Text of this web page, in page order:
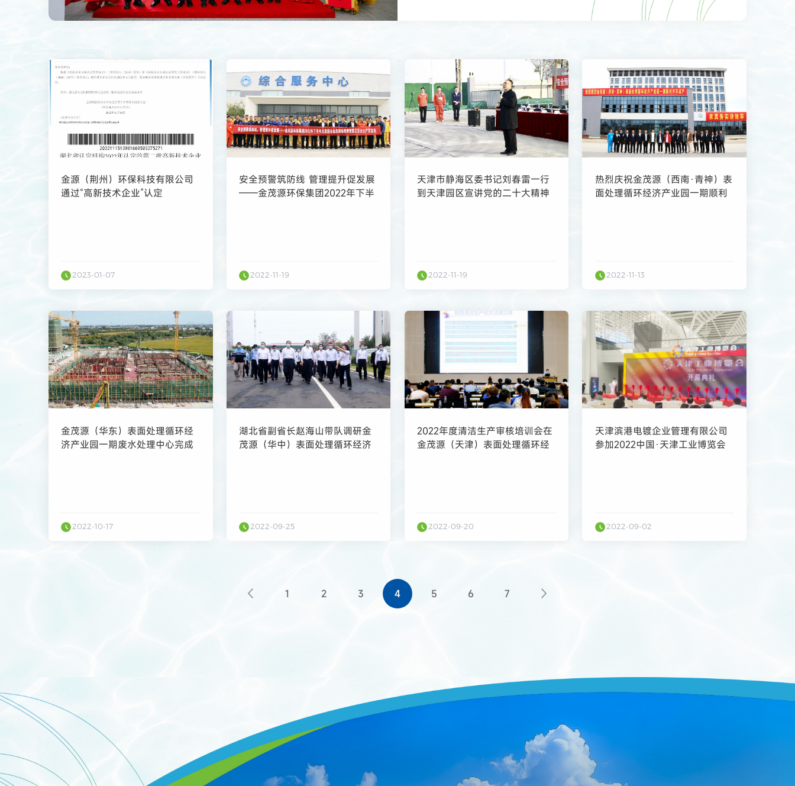
金源（荆州）环保科技有限公司
通过“高新技术企业”认定
2023-01-07
安全预警筑防线 管理提升促发展
——金茂源环保集团2022年下半
2022-11-19
天津市静海区委书记刘春雷一行
到天津园区宣讲党的二十大精神
2022-11-19
热烈庆祝金茂源（西南·青神）表
面处理循环经济产业园一期顺利
2022-11-13
金茂源（华东）表面处理循环经
济产业园一期废水处理中心完成
2022-10-17
湖北省副省长赵海山带队调研金
茂源（华中）表面处理循环经济
2022-09-25
2022年度清洁生产审核培训会在
金茂源（天津）表面处理循环经
2022-09-20
天津滨港电镀企业管理有限公司
参加2022中国·天津工业博览会
2022-09-02
1 2 3 4 5 6 7